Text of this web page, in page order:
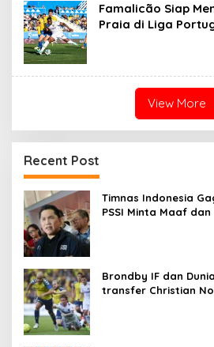
Famalicão Siap
Praia di Liga
View More
Recent Post
Timnas Indonesia
PSSI Minta Maaf dan
Brondby IF dan
transfer Christian